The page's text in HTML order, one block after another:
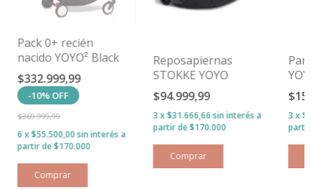
Pack 0+ recién
nacido YOYO² Black
$332.999,99
-10%OFF
$369.999,99
6 x$55.500,00 sin interés
Reposapiernas
STOKKE YOYO
$94.999,99
3 x$31.666,66 sin interés 3 x